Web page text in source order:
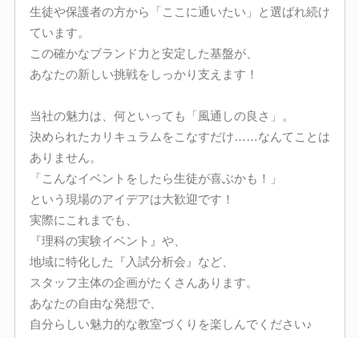
生徒や保護者の方から「ここに通いたい」と選ばれ続け
ています。
この確かなブランド力と安定した基盤が、
あなたの新しい挑戦をしっかり支えます！
当社の魅力は、何といっても「風通しの良さ」。
決められたカリキュラムをこなすだけ……なんてことは
ありません。
「こんなイベントをしたら生徒が喜ぶかも！」
という現場のアイデアは大歓迎です！
実際にこれまでも、
『理科の実験イベント』や、
地域に特化した『入試分析会』など、
スタッフ主体の企画がたくさんあります。
あなたの自由な発想で、
自分らしい魅力的な教室づくりを楽しんでください♪